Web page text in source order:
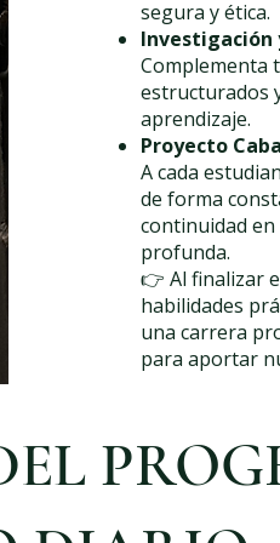
segura y ética.
Investigación
Complementa
estructurados
aprendizaje.
Proyecto
A cada
de forma
continuidad
profunda.
👉 Al finalizar
habilidades
una carrera
para aportar